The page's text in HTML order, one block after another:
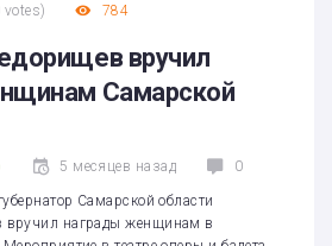
votes) 784
вручил
Самарской
5 месяцев назад 0
Самарской области
вручил награды женщинам в